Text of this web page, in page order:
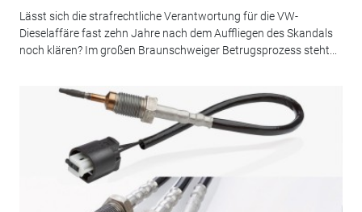
Lässt sich die strafrechtliche Verantwortung für die VW-
Dieselaffäre fast zehn Jahre nach dem Auffliegen des Skandals
noch klären? Im großen Braunschweiger Betrugsprozess steht...